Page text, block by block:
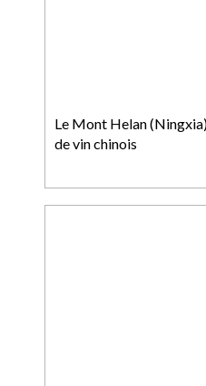
Le Mont Helan
de vin chinois